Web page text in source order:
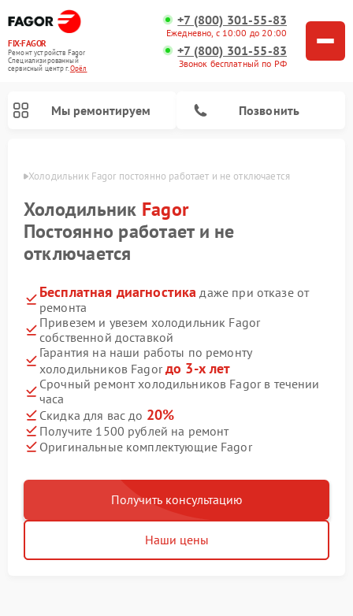
FIX-FAGOR
Ремонт устройств Fagor
Специализированный
cервисный центр г.Орёл
+7 (800) 301-55-83
Ежедневно, с 10:00 до 20:00
+7 (800) 301-55-83
Звонок бесплатный по РФ
Мы ремонтируем Позвонить
Холодильник Fagor постоянно работает и не отключается
Холодильник Fagor
Постоянно работает и не
отключается
Бесплатная диагностика даже при отказе от
ремонта
Привезем и увезем холодильник Fagor
собственной доставкой
Гарантия на наши работы по ремонту
холодильников Fagorдо 3-х лет
Срочный ремонт холодильников Fagor в течении
часа
Скидка для вас до 20%
Получите 1500 рублей на ремонт
Оригинальные комплектующие Fagor
Получить консультацию
Наши цены